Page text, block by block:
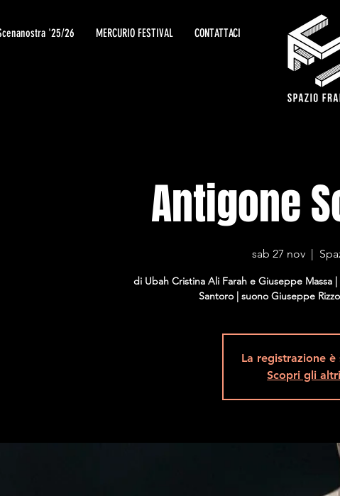
'25/26 MERCURIO FESTIVAL CONTATTACI
Antigone
sab 27 nov
  |
di Ubah Cristina Ali Farah e Giuseppe Massa
Santoro | suono Giuseppe
La registrazione è
Scopri gli